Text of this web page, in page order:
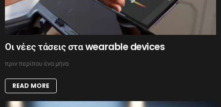
Οι νέες τάσεις στα wearable devices
πριν περίπου ένα μήνα
READ MORE